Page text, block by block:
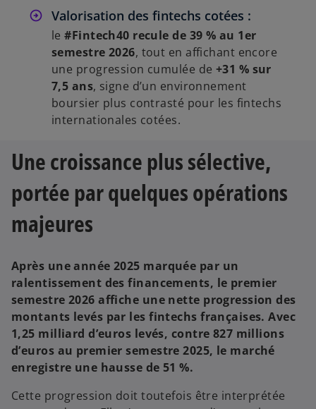
Valorisation des fintechs cotées :
le#Fintech40 recule de 39 % au 1er
semestre 2026, tout en affichant encore
une progression cumulée de +31 % sur
7,5 ans, signe d’un environnement
boursier plus contrasté pour les fintechs
internationales cotées.
Une croissance plus sélective,
portée par quelques opérations
majeures
Après une année 2025 marquée par un
ralentissement des financements, le premier
semestre 2026 affiche une nette progression des
montants levés par les fintechs françaises. Avec
1,25 milliard d’euros levés, contre 827 millions
d’euros au premier semestre 2025, le marché
enregistre une hausse de 51 %.
Cette progression doit toutefois être interprétée